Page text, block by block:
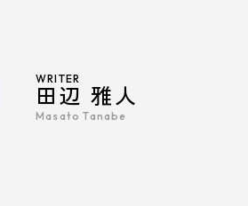
』からお送りする、もっと酪農がたのしくな
や、さまざまな方のブログなどをテキストや
WRITER
田辺 雅人
Masato Tanabe